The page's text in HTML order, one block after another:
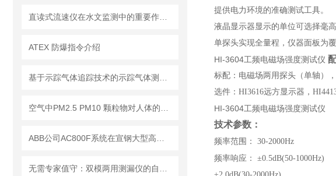
ATEX 防爆指令介绍
提供电力环境的准确测试工具。
液晶显示器显示的单位可选择毫
单探头实现全量程，仪器面板为
HI-3604工频电磁场强度测试仪
标配：电磁场两用探头（单轴）
选件： HI3616远方显示器，
HI-3604工频电磁场强度测试仪
技术参数：
频率范围：
30-2000Hz
频率响应：
±0.5dB(50-1000Hz)